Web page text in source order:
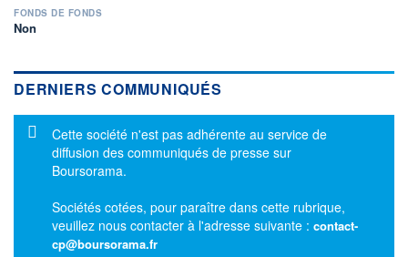
FONDS DE FONDS
Non
DERNIERS COMMUNIQUÉS
Message d'information
Cette société n'est pas adhérente au service de
diffusion des communiqués de presse sur
Boursorama.
Sociétés cotées, pour paraître dans cette rubrique,
veuillez nous contacter à l'adresse suivante : contact-
cp@boursorama.fr